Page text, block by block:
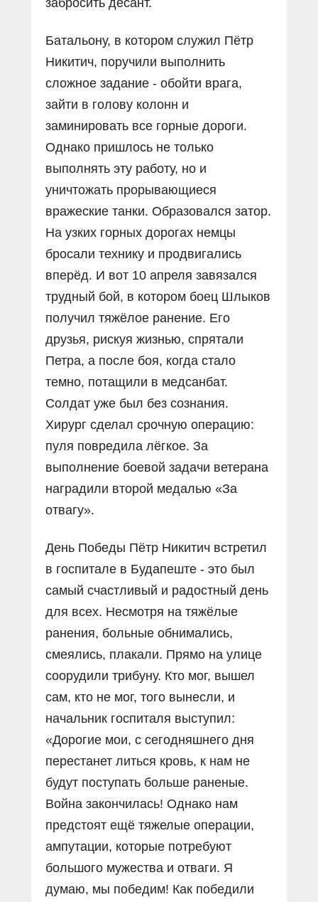
Батальону, в котором служил Пётр
Никитич, поручили выполнить
сложное задание - обойти врага,
зайти в голову колонн и
заминировать все горные дороги.
Однако пришлось не только
выполнять эту работу, но и
уничтожать прорывающиеся
вражеские танки. Образовался затор.
На узких горных дорогах немцы
бросали технику и продвигались
вперёд. И вот 10 апреля завязался
трудный бой, в котором боец Шлыков
получил тяжёлое ранение. Его
друзья, рискуя жизнью, спрятали
Петра, а после боя, когда стало
темно, потащили в медсанбат.
Солдат уже был без сознания.
Хирург сделал срочную операцию:
пуля повредила лёгкое. За
выполнение боевой задачи ветерана
наградили второй медалью «За
отвагу».
День Победы Пётр Никитич встретил
в госпитале в Будапеште - это был
самый счастливый и радостный день
для всех. Несмотря на тяжёлые
ранения, больные обнимались,
смеялись, плакали. Прямо на улице
соорудили трибуну. Кто мог, вышел
сам, кто не мог, того вынесли, и
начальник госпиталя выступил:
«Дорогие мои, с сегодняшнего дня
перестанет литься кровь, к нам не
будут поступать больше раненые.
Война закончилась! Однако нам
предстоят ещё тяжелые операции,
ампутации, которые потребуют
большого мужества и отваги. Я
думаю, мы победим! Как победили